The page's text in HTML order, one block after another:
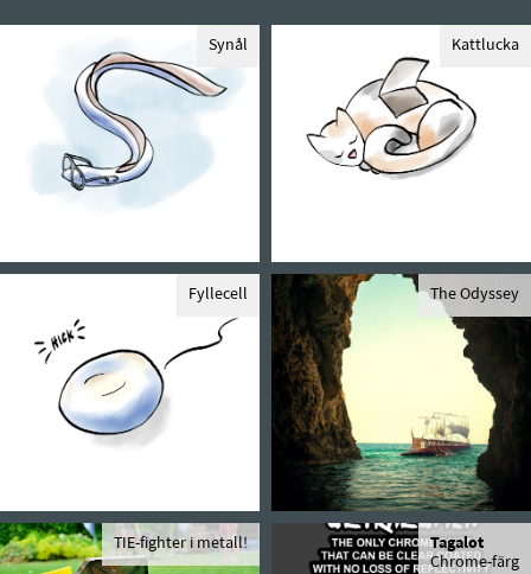
Synål Kattlucka
Fyllecell The Odyssey
TIE-fighter i metall!
Tagalot
Chrome-färg